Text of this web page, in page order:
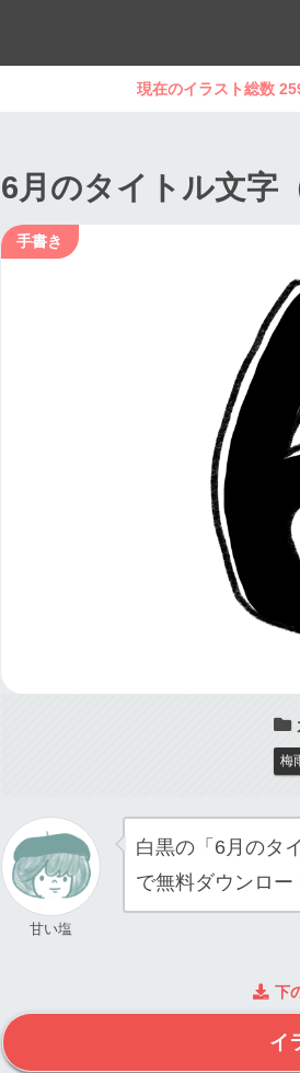
現在のイラスト総数
6月のタイトル文字
梅
甘い塩
白黒の「6月のタ
で無料ダウンロ
下
イ